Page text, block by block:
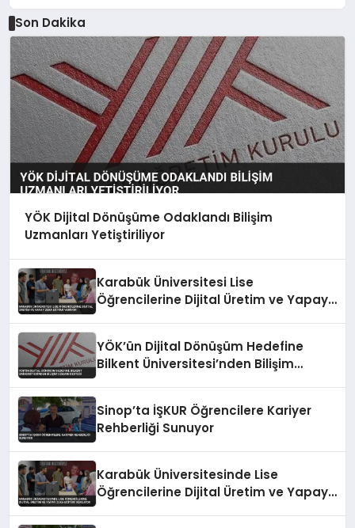
Son Dakika
YÖK Dijital Dönüşüme Odaklandı Bilişim
Uzmanları Yetiştiriliyor
Karabük Üniversitesi Lise
Öğrencilerine Dijital Üretim ve Yapay
YÖK’ün Dijital Dönüşüm Hedefine
Bilkent Üniversitesi’nden Bilişim
Sinop’ta İŞKUR Öğrencilere Kariyer
Rehberliği Sunuyor
Karabük Üniversitesinde Lise
Öğrencilerine Dijital Üretim ve Yapay